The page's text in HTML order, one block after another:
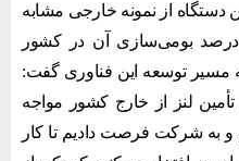
دستگاه از نمونه خارجی مشابه
بومی‌سازی آن در کشور
مسیر توسعه این فناوری گفت:
تأمین لنز از خارج کشور مواجه
و به شرکت فرصت دادیم تا کار